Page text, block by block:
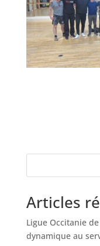
Articles
Ligue Occitanie
dynamique au